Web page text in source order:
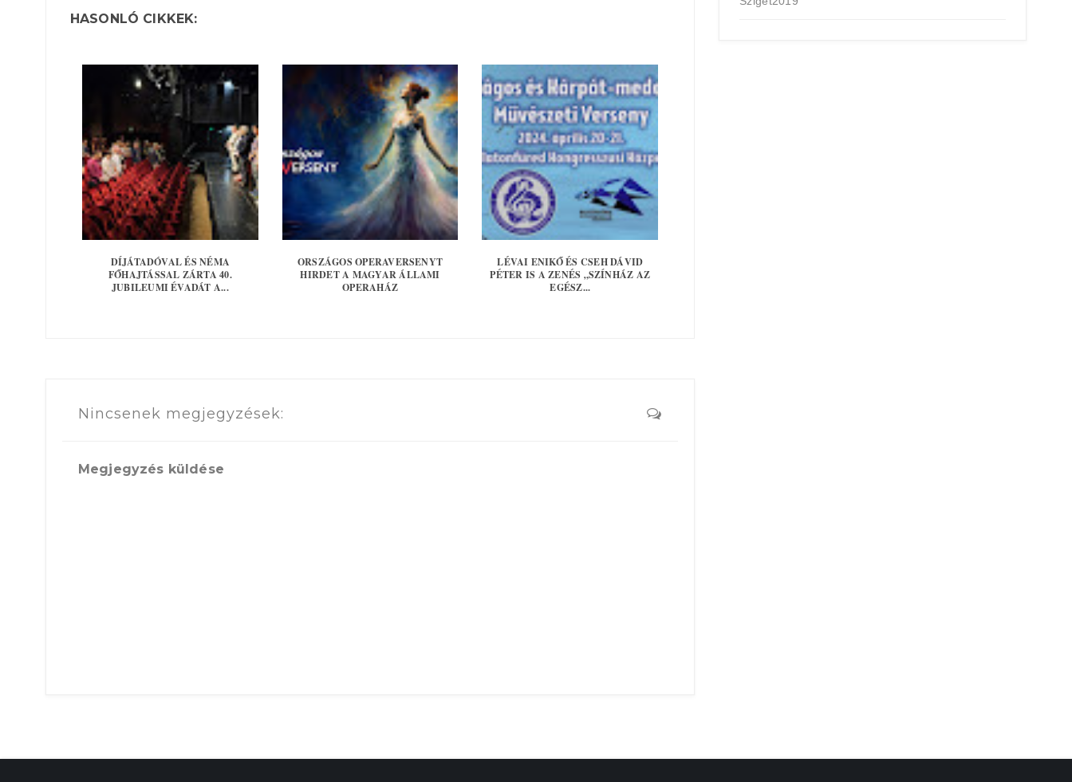
HASONLÓ CIKKEK:
DÍJÁTADÓVAL ÉS NÉMA
FŐHAJTÁSSAL ZÁRTA 40.
JUBILEUMI ÉVADÁT A...
ORSZÁGOS OPERAVERSENYT
HIRDET A MAGYAR ÁLLAMI
OPERAHÁZ
LÉVAI ENIKŐ ÉS CSEH DÁVID
PÉTER IS A ZENÉS „SZÍNHÁZ AZ
EGÉSZ...
Nincsenek megjegyzések:
Megjegyzés küldése